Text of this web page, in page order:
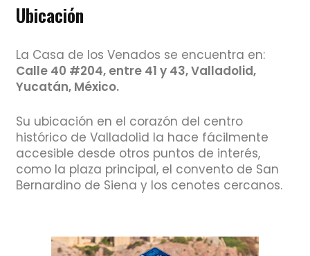
Ubicación
La Casa de los Venados se encuentra en:
Calle 40 #204, entre 41 y 43, Valladolid,
Yucatán, México.
Su ubicación en el corazón del centro
histórico de Valladolid la hace fácilmente
accesible desde otros puntos de interés,
como la plaza principal, el convento de San
Bernardino de Siena y los cenotes cercanos.